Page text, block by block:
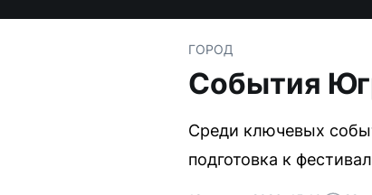
ГОРОД
События
Среди ключевых
подготовка к